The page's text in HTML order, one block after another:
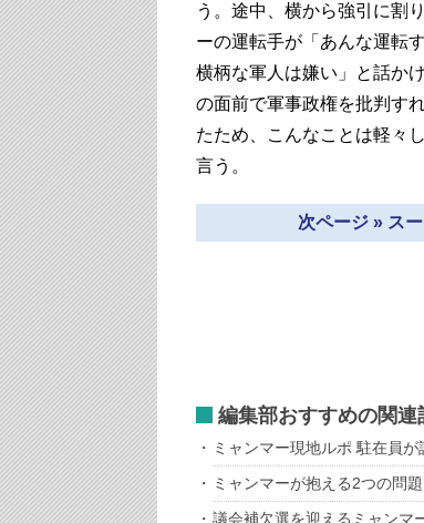
う。途中、横から強引に割
ーの運転手が「あんな運転
横柄な軍人は嫌い」と話か
の面前で軍事政権を批判す
たため、こんなことは軽々
言う。
次ページ » ス
編集部おすすめの関連
ミャンマー現地ルポ 駐在員
ミャンマーが抱える2つの問題
議会補欠選を迎えるミャンマ